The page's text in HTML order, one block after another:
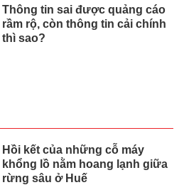
Thông tin sai được quảng cáo
rầm rộ, còn thông tin cải chính
thì sao?
Hồi kết của những cỗ máy
khổng lồ nằm hoang lạnh giữa
rừng sâu ở Huế